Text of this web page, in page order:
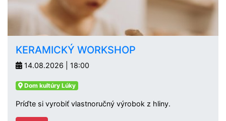
KERAMICKÝ WORKSHOP
14.08.2026 | 18:00
Dom kultúry Lúky
Príďte si vyrobiť vlastnoručný výrobok z hliny.